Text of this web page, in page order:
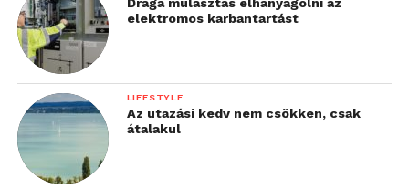
elektromos karbantartást
LIFESTYLE
Az utazási kedv nem csökken, csak
átalakul